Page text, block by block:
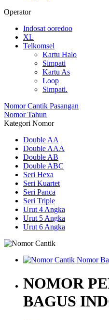
Operator
Indosat ooredoo
XL
Telkomsel
Kartu Halo
Simpati
Kartu As
Loop
Simpati.
Nomor Cantik Pasangan
Nomor Tahun
Kategori Nomor
Double AA
Double AAA
Double AB
Double ABC
Seri Hexa
Seri Kuartet
Seri Panca
Seri Triple
Urut 4 Angka
Urut 5 Angka
Urut 6 Angka
NOMOR
BAGUS